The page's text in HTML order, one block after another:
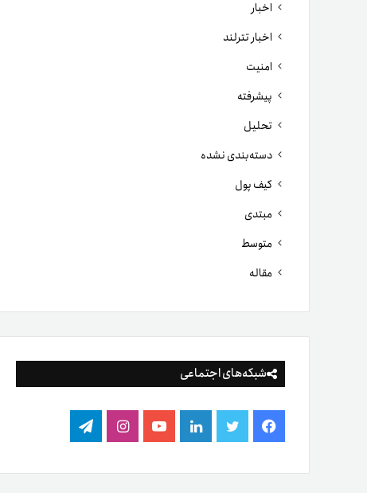
اخبار
اخبار تترلند
امنیت
پیشرفته
تحلیل
دسته‌بندی نشده
کیف پول
مبتدی
متوسط
مقاله
شبکه‌های اجتماعی
فیس
بوک
توییتر لینکدینیوتیوباینستاگرام
تلگرام